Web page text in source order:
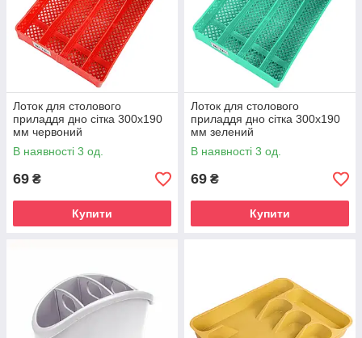
Лоток для столового
приладдя дно сітка 300х190
мм червоний
В наявності 3 од.
69 ₴
Купити
Лоток для столового
приладдя дно сітка 300х190
мм зелений
В наявності 3 од.
69 ₴
Купити